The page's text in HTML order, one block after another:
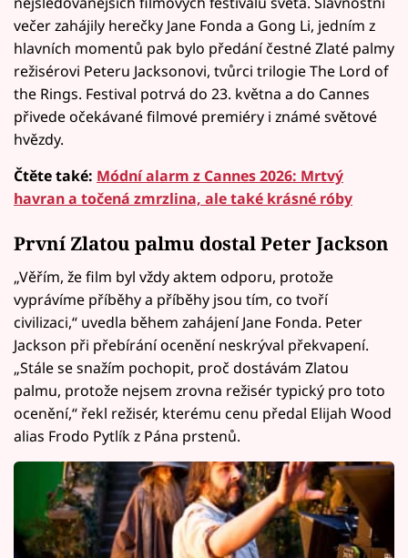
večer zahájily herečky Jane Fonda a Gong Li, jedním z
hlavních momentů pak bylo předání čestné Zlaté palmy
režisérovi Peteru Jacksonovi, tvůrci trilogie The Lord of
the Rings. Festival potrvá do 23. května a do Cannes
přivede očekávané filmové premiéry i známé světové
hvězdy.
Čtěte také: Módní alarm z Cannes 2026: Mrtvý
havran a točená zmrzlina, ale také krásné róby
První Zlatou palmu dostal Peter Jackson
„Věřím, že film byl vždy aktem odporu, protože
vyprávíme příběhy a příběhy jsou tím, co tvoří
civilizaci,“ uvedla během zahájení Jane Fonda. Peter
Jackson při přebírání ocenění neskrýval překvapení.
„Stále se snažím pochopit, proč dostávám Zlatou
palmu, protože nejsem zrovna režisér typický pro toto
ocenění,“ řekl režisér, kterému cenu předal Elijah Wood
alias Frodo Pytlík z Pána prstenů.